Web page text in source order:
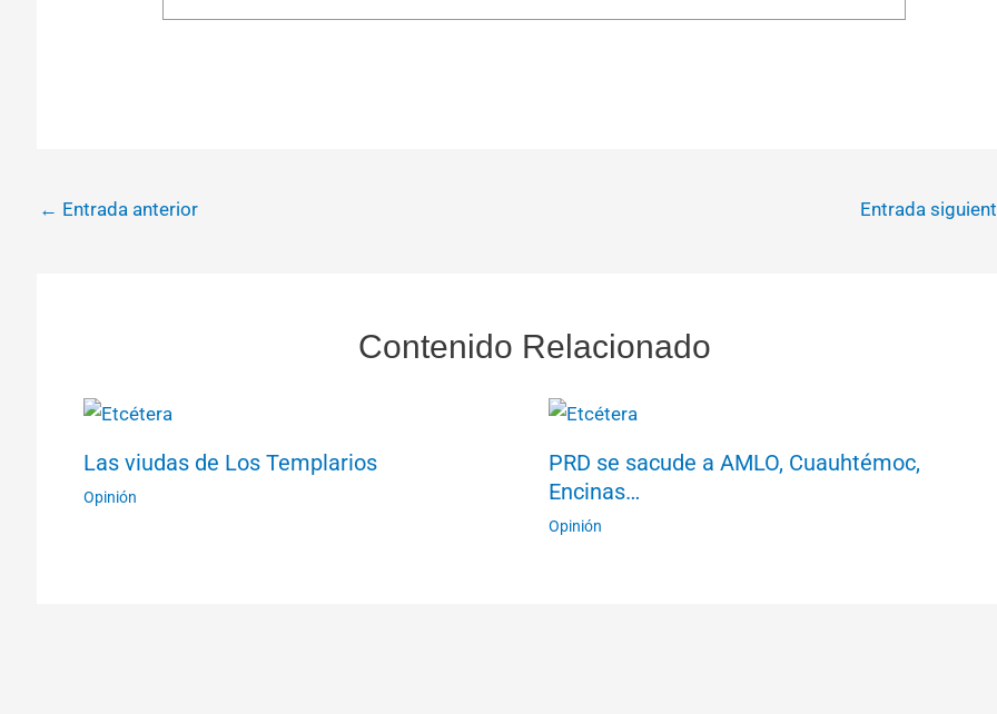
← Entrada anterior Entrada
Contenido Relacionado
Las viudas de Los Templarios
Opinión
PRD se sacude a AMLO, Cuauhtémoc,
Encinas…
Opinión